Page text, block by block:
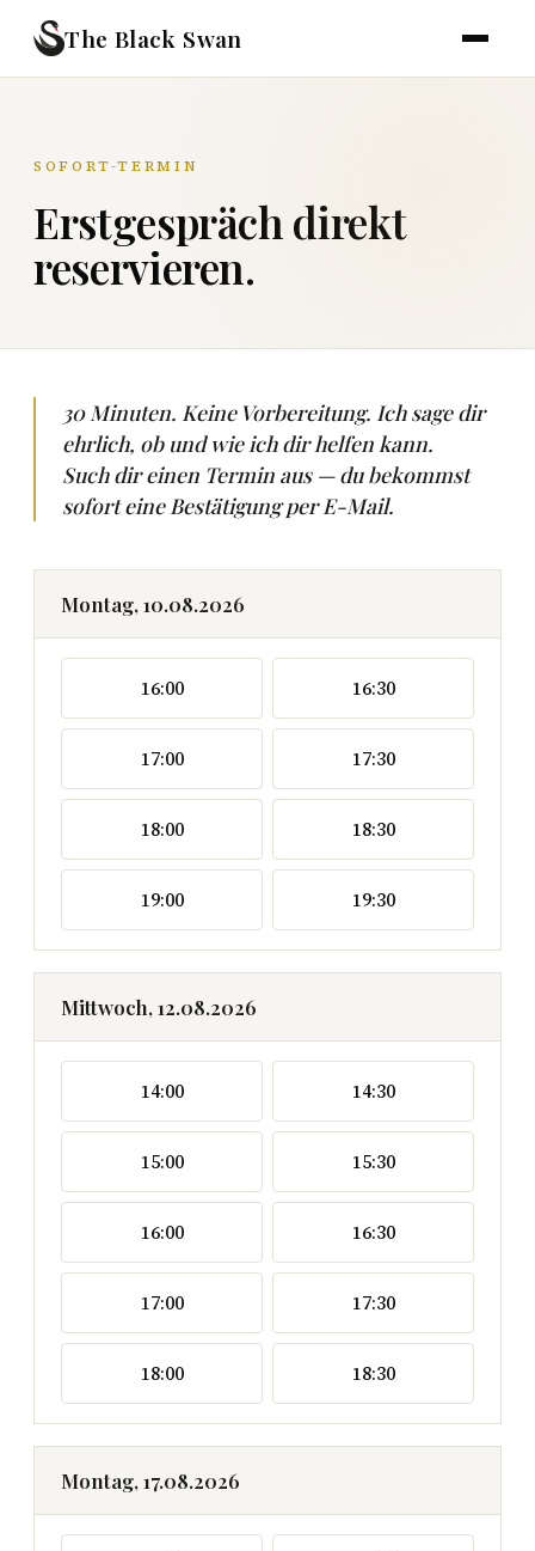
The Black Swan
SOFORT-TERMIN
Erstgespräch direkt
reservieren.
30 Minuten. Keine Vorbereitung. Ich sage dir
ehrlich, ob und wie ich dir helfen kann.
Such dir einen Termin aus — du bekommst
sofort eine Bestätigung per E-Mail.
Montag, 10.08.2026
16:00 16:30
17:00 17:30
18:00 18:30
19:00 19:30
Mittwoch, 12.08.2026
14:00 14:30
15:00 15:30
16:00 16:30
17:00 17:30
18:00 18:30
Montag, 17.08.2026